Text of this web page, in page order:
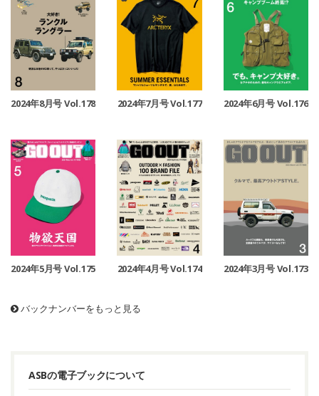
2024年8月号 Vol.178 2024年7月号 Vol.177 2024年6月号 Vol.176
2024年5月号 Vol.175 2024年4月号 Vol.174 2024年3月号 Vol.173
バックナンバーをもっと見る
ASBの電子ブックについて